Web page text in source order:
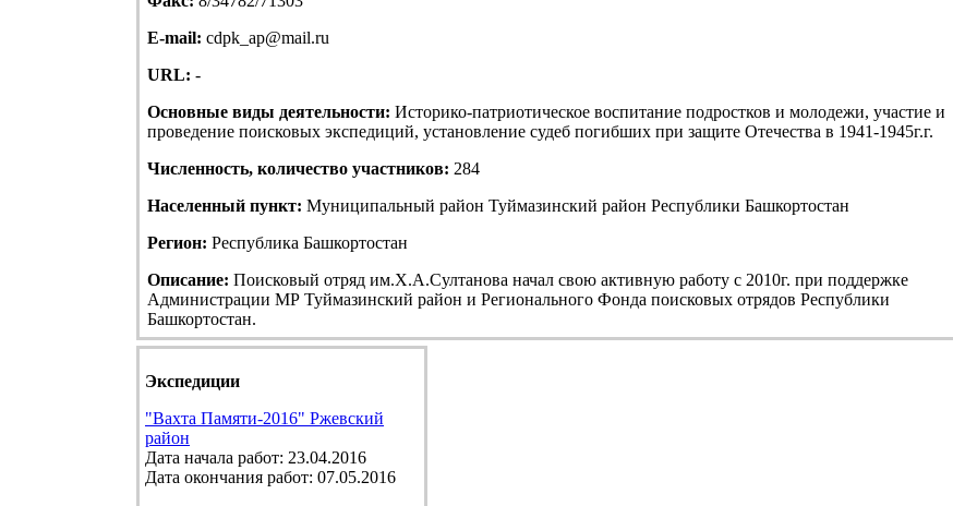
E-mail: cdpk_ap@mail.ru
URL: -
Основные виды деятельности: Историко-патриотическое воспитание подростков и молодежи, участие и
проведение поисковых экспедиций, установление судеб погибших при защите Отечества в 1941-1945г.г.
Численность, количество участников: 284
Населенный пункт: Муниципальный район Туймазинский район Республики Башкортостан
Регион: Республика Башкортостан
Описание: Поисковый отряд им.Х.А.Султанова начал свою активную работу с 2010г. при поддержке
Администрации МР Туймазинский район и Регионального Фонда поисковых отрядов Республики
Башкортостан.
Экспедиции
"Вахта Памяти-2016" Ржевский
район
Дата начала работ: 23.04.2016
Дата окончания работ: 07.05.2016